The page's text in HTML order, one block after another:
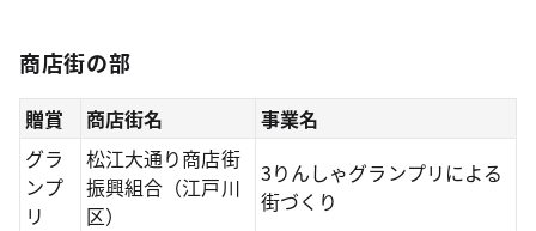
商店街の部
贈賞 商店街名
事業名
グラ
ンプ
リ
松江大通り商店街
振興組合（江戸川
区）
3りんしゃグランプリによる
街づくり